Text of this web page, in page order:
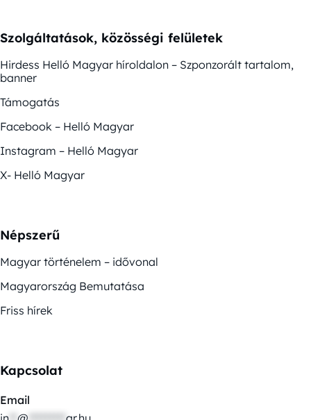
Szolgáltatások, közösségi felületek
Hirdess Helló Magyar híroldalon – Szponzorált tartalom,
banner
Támogatás
Facebook – Helló Magyar
Instagram – Helló Magyar
X- Helló Magyar
Népszerű
Magyar történelem – idővonal
Magyarország Bemutatása
Friss hírek
Kapcsolat
Email